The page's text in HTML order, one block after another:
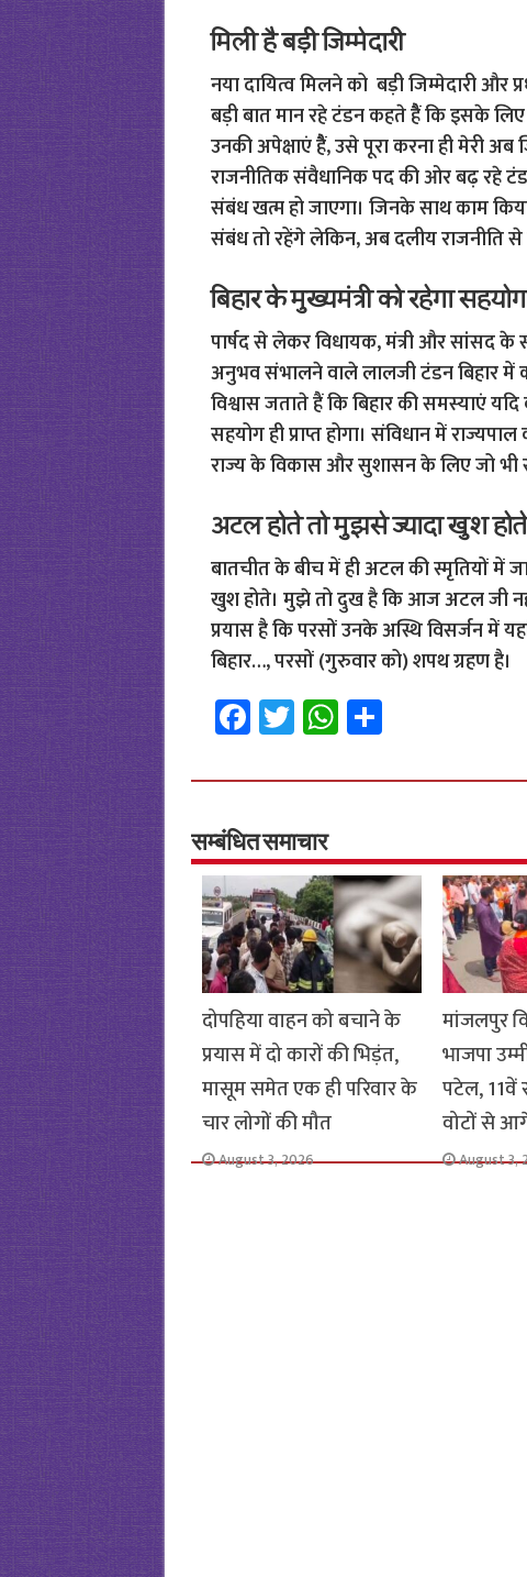
मिली है बड़ी जिम्मेदारी
नया दायित्व मिलने को बड़ी जिम्मेदारी और
बड़ी बात मान रहे टंडन कहते हैैं कि इसके लिए
उनकी अपेक्षाएं हैैं, उसे पूरा करना ही मेरी अब
राजनीतिक संवैधानिक पद की ओर बढ़ रहे
संबंध खत्म हो जाएगा। जिनके साथ काम
संबंध तो रहेंगे लेकिन, अब दलीय राजनीति से
बिहार के मुख्यमंत्री को रहेगा सहयोग
पार्षद से लेकर विधायक, मंत्री और सांसद के
अनुभव संभालने वाले लालजी टंडन बिहार में
विश्वास जताते हैं कि बिहार की समस्याएं
सहयोग ही प्राप्त होगा। संविधान में
राज्य के विकास और सुशासन के लिए जो भी
अटल होते तो मुझसे ज्यादा खुश होते
बातचीत के बीच में ही अटल की स्मृतियों में
खुश होते। मुझे तो दुख है कि आज अटल जी
प्रयास है कि परसों उनके अस्थि विसर्जन में
बिहार…, परसों (गुरुवार को) शपथ ग्रहण है।
Fa
ce
b
o
o
k
T
wi
tt
er
W
h
at
p
p
S
h
ar
सम्बंधित समाचार
दोपहिया वाहन को बचाने के
प्रयास में दो कारों की भिड़ंत,
मासूम समेत एक ही परिवार के
चार लोगों की मौत
August 3, 2026
मांजलपुर
भाजपा
पटेल, 11वें
वोटों से
August 3,